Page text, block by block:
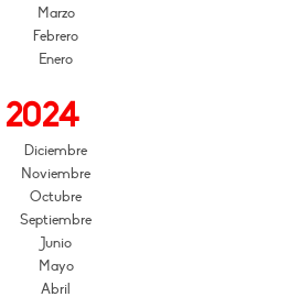
Marzo
Febrero
Enero
2024
Diciembre
Noviembre
Octubre
Septiembre
Junio
Mayo
Abril